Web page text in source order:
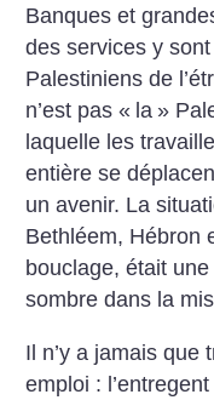
Banques et
des services y
Palestiniens de
n’est pas « la »
laquelle les
entière se
un avenir. La
Bethléem, Hébron
bouclage, était
sombre dans la
Il n’y a jamais que
emploi :